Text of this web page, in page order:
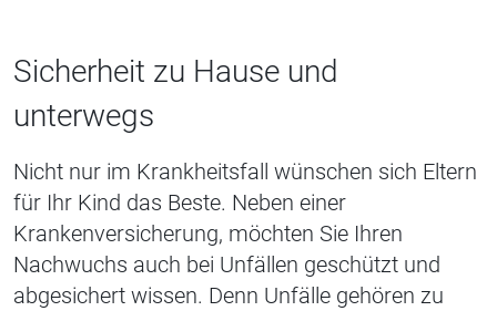
Sicherheit zu Hause und
unterwegs
Nicht nur im Krankheitsfall wünschen sich Eltern
für Ihr Kind das Beste. Neben einer
Krankenversicherung, möchten Sie Ihren
Nachwuchs auch bei Unfällen geschützt und
abgesichert wissen. Denn Unfälle gehören zu